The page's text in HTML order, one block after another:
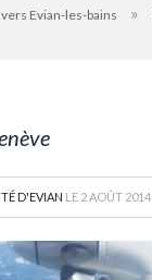
Evian-les-bains »
D'EVIAN LE 2 AOÛT 2014